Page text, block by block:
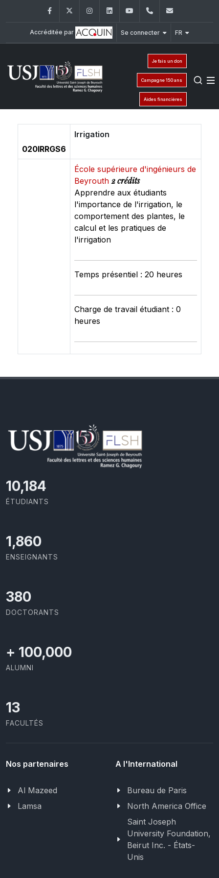
FacebookTwitter InstagramLinkedInYouTube+961 (1) 421 000
Accréditée par Se connecter FR
Je fais un don
Campagne 150 ans
Aides financières
020IRRGS6
Irrigation
École supérieure d'ingénieurs de
Beyrouth2 crédits
Apprendre aux étudiants
l'importance de l'irrigation, le
comportement des plantes, le
calcul et les pratiques de
l'irrigation
Temps présentiel : 20 heures
Charge de travail étudiant : 0
heures
10,801
ÉTUDIANTS
1,973
ENSEIGNANTS
403
DOCTORANTS
+ 100,000
ALUMNI
13
FACULTÉS
Nos partenaires
Al Mazeed
Lamsa
A l'International
Bureau de Paris
North America Office
Saint Joseph
University Foundation,
Beirut Inc. - États-
Unis